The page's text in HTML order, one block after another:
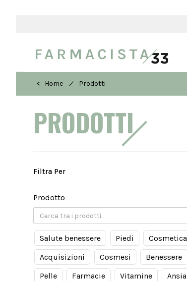
< Home / Prodotti
PRODOTTI
Filtra Per
Prodotto
Salute benessere Piedi Cosmetica
Acquisizioni
Cosmesi Benessere
Pelle
Farmacie Vitamine Ansia